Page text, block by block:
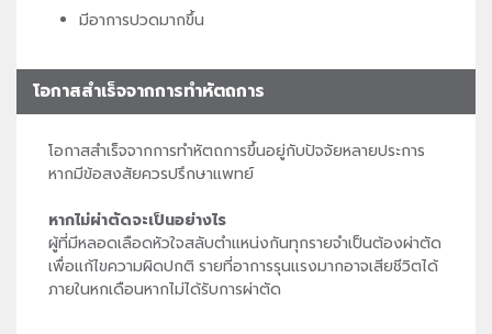
มีอาการปวดมากขึ้น
โอกาสสำเร็จจากการทำหัตถการ
โอกาสสำเร็จจากการทำหัตถการขึ้นอยู่กับปัจจัยหลายประการ
หากมีข้อสงสัยควรปรึกษาแพทย์
หากไม่ผ่าตัดจะเป็นอย่างไร
ผู้ที่มีหลอดเลือดหัวใจสลับตำแหน่งกันทุกรายจำเป็นต้องผ่าตัด
เพื่อแก้ไขความผิดปกติ รายที่อาการรุนแรงมากอาจเสียชีวิตได้
ภายในหกเดือนหากไม่ได้รับการผ่าตัด